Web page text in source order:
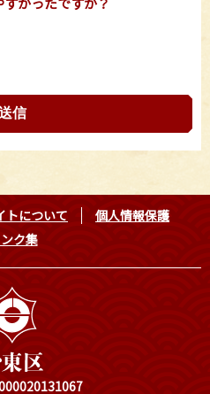
トについて
個人情報保護
ク集